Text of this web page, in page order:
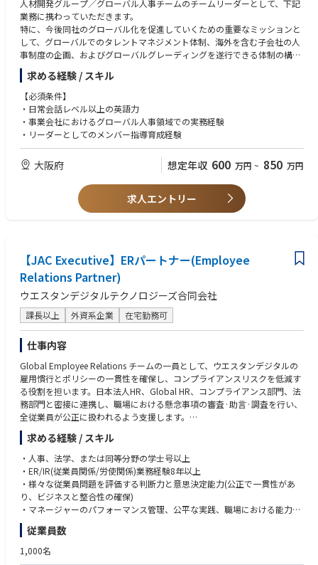
人材開発グループ／グローバル人事チームのチームリーダーとして、下記
業務に携わっていただきます。
特に、今後同社のグローバル化を促進していくための重要なミッションと
して、グローバルでのタレントマネジメント体制、海外を含む子会社の人
事制度の企画、およびグローバルグレーディングを遂行できる体制の構築
が急がれています。
◆日本本社および海外子会社の人事制度企画運営の管轄およびメンバーマ
ネジメント
・海外拠点の人事制度の構築、運用
・海外拠点の就業規則・社内規程の改訂、整備、運用
・海外拠点における労務リスクの整理、対策検討
・グローバル共通の求める人財像の浸透
・人材マネジメントシステム構築の支援
【組織構成】人材開発グループマネージャーグローバル人事グループリー
ダー（★当該ポジション）ーメンバー2名（30代女性）
求める経験 / スキル
【必須条件】
・日常会話レベル以上の英語力
・事業会社におけるグローバル人事領域での実務経験
・リーダーとしてのメンバー指導育成経験
大阪府 想定年収 600 万円 ~ 850 万円
求人エントリー
【JAC Executive】ERパートナー(Employee
Relations Partner)
ウエスタンデジタルテクノロジーズ合同会社
課長以上 外資系企業 在宅勤務可
仕事内容
Global Employee Relations チームの一員として、ウエスタンデジタルの
雇用慣行とポリシーの一貫性を確保し、コンプライアンスリスクを低減す
る役割を担います。日本法人HR、Global HR、コンプライアンス部門、法
務部門と密接に連携し、職場における懸念事項の審査·助言·調査を行い、
全従業員が公正に扱われるよう支援します。
■具体的な業務は以下の通りです
・労働法および会社方針に沿った懲戒処分、カウンセリング、苦情処理、
労働紛争、適正手続審査、解雇手続等、ER業務全般のマネジメント
・ER関連事項について、日本法人における従業員およびマネージャーの主
要窓口として、ガイダンスとサポートを提供
・徹底した事実確認を通じた職場調査・支援、ビジネス判断や従業員対応
・労働組合・労使関係におけるHR代表として、関連部門と連携し、戦略策
定、交渉実行、労働組合との建設的な協力関係の構築を推進
・ERポリシーに関するガイダンス提供、一貫した解釈・適用・コミュニケ
求める経験 / スキル
・人事、法学、または同等分野の学士号以上
・ER/IR(従業員関係/労使関係)業務経験8年以上
・様々な従業員問題を評価する判断力と意思決定能力(公正で一貫性があ
り、ビジネスと整合性の確保)
・マネージャーのパフォーマンス管理、公平な実践、職場における能力向
上を支援するコーチングスキル
・苦情処理、職場調査、多様な従業員関係問題(マネージャー·従業員間の
対立、パフォーマンス問題、行動上の不正行為、ポリシー違反など)に関す
従業員数
1,000名